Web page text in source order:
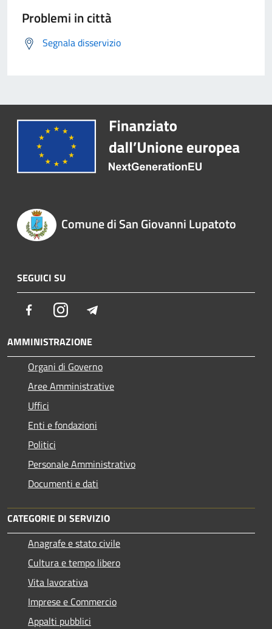
Problemi in città
Segnala disservizio
Comune di San Giovanni Lupatoto
SEGUICI SU
FacebookInstagram
AMMINISTRAZIONE
Organi di Governo
Aree Amministrative
Uffici
Enti e fondazioni
Politici
Personale Amministrativo
Documenti e dati
CATEGORIE DI SERVIZIO
Anagrafe e stato civile
Cultura e tempo libero
Vita lavorativa
Imprese e Commercio
Appalti pubblici